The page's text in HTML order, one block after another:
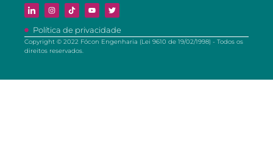
Política de privacidade
Copyright © 2022 Fócon Engenharia (Lei 9610 de 19/02/1998) - Todos os
direitos reservados.